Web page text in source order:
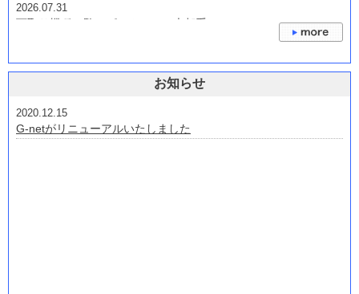
2026.07.31
下取り機種一覧（ぱちんこ） 大都系
2026.07.24
下取機種 三洋・サンスリー
2026.07.22
下取り機種一覧(ぱちんこ） 三共・ビスティ・ジェイビー
お知らせ
2020.12.15
G-netがリニューアルいたしました